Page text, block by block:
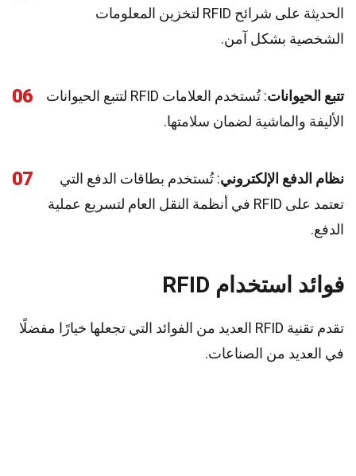
الحديثة على شرائح RFID لتخزين المعلومات
الشخصية بشكل آمن.
06 تتبع الحيوانات
: تُستخدم العلامات RFID لتتبع الحيوانات
الأليفة والماشية لضمان سلامتها.
07 نظام الدفع الإلكتروني: تُستخدم بطاقات الدفع التي
تعتمد على RFID في أنظمة النقل العام لتسريع عملية
الدفع.
فوائد استخدام RFID
تقدم تقنية RFID العديد من الفوائد التي تجعلها خيارًا مفضلًا
في العديد من الصناعات.